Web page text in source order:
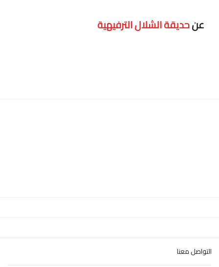
عنحديقة الشلال الترفيهية
التواصل معنا